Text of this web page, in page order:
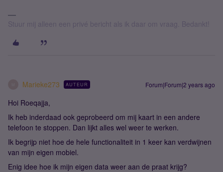
Stuur mij alleen een privé bericht als ik daar om vraag. Bedankt!
Marieke273 AUTEUR Forum|Forum|2 years ago
Hoi Roeqajja,
Ik heb inderdaad ook geprobeerd om mij kaart in een andere
telefoon te stoppen. Dan lijkt alles wel weer te werken.
Ik begrijp niet hoe de hele functionaliteit in 1 keer kan verdwijnen
van mijn eigen mobiel.
Enig idee hoe ik mijn eigen data weer aan de praat krijg?